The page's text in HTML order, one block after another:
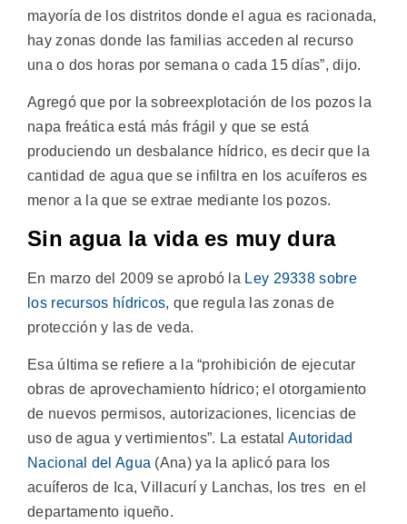
mayoría de los distritos donde el agua es racionada,
hay zonas donde las familias acceden al recurso
una o dos horas por semana o cada 15 días”, dijo.
Agregó que por la sobreexplotación de los pozos la
napa freática está más frágil y que se está
produciendo un desbalance hídrico, es decir que la
cantidad de agua que se infiltra en los acuíferos es
menor a la que se extrae mediante los pozos.
Sin agua la vida es muy dura
En marzo del 2009 se aprobó la Ley 29338 sobre
los recursos hídricos, que regula las zonas de
protección y las de veda.
Esa última se refiere a la “prohibición de ejecutar
obras de aprovechamiento hídrico; el otorgamiento
de nuevos permisos, autorizaciones, licencias de
uso de agua y vertimientos”. La estatal Autoridad
Nacional del Agua (Ana) ya la aplicó para los
acuíferos de Ica, Villacurí y Lanchas, los tres en el
departamento iqueño.